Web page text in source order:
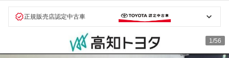
正規販売店認定中古車
1 /56